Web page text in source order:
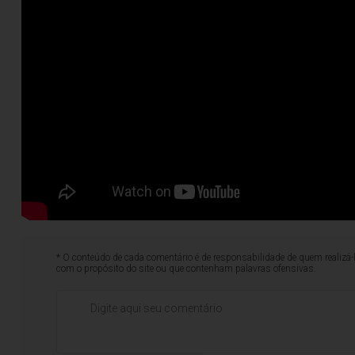
* O conteúdo de cada comentário é de responsabilidade de quem
com o propósito do site ou que contenham palavras ofensivas.